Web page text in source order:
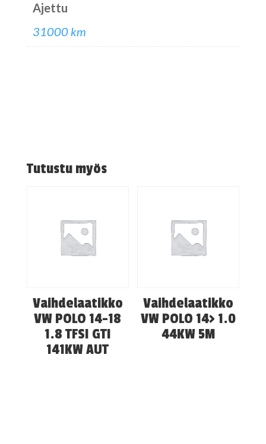
Ajettu
31000 km
Tutustu myös
Vaihdelaatikko
VW POLO 14-18
1.8 TFSI GTI
141KW AUT
Vaihdelaatikko
VW POLO 14> 1.0
44KW 5M